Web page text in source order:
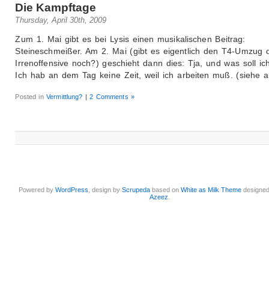
Die Kampftage
Thursday, April 30th, 2009
Zum 1. Mai gibt es bei Lysis einen musikalischen Beitrag:
Steineschmeißer. Am 2. Mai (gibt es eigentlich den T4-Umzug
Irrenoffensive noch?) geschieht dann dies: Tja, und was soll
Ich hab an dem Tag keine Zeit, weil ich arbeiten muß. (siehe
Posted inVermittlung? | 2 Comments »
Powered byWordPress , design byScrupeda based onWhite as Milk Theme
Azeez